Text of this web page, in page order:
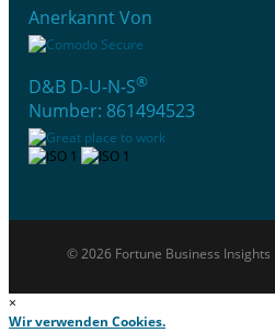
Anerkannt Von
D&B D-U-N-S®
Number: 861494523
© 2026 Fortune Business
×
Wir verwenden Cookies.